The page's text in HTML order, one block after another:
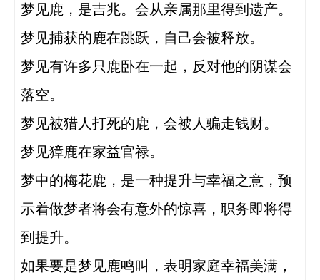
梦见鹿，是吉兆。会从亲属那里得到遗产。
梦见捕获的鹿在跳跃，自己会被释放。
梦见有许多只鹿卧在一起，反对他的阴谋会
落空。
梦见被猎人打死的鹿，会被人骗走钱财。
梦见獐鹿在家益官禄。
梦中的梅花鹿，是一种提升与幸福之意，预
示着做梦者将会有意外的惊喜，职务即将得
到提升。
如果要是梦见鹿鸣叫，表明家庭幸福美满，